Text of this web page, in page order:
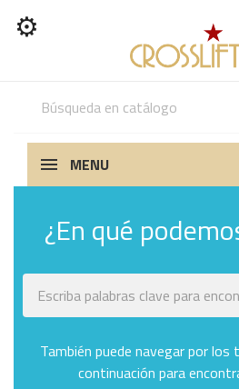
⚙
MENU
¿En qué
También puede navegar por los
continuación para